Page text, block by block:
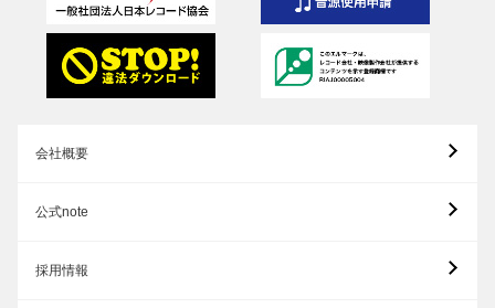
会社概要
公式note
採用情報